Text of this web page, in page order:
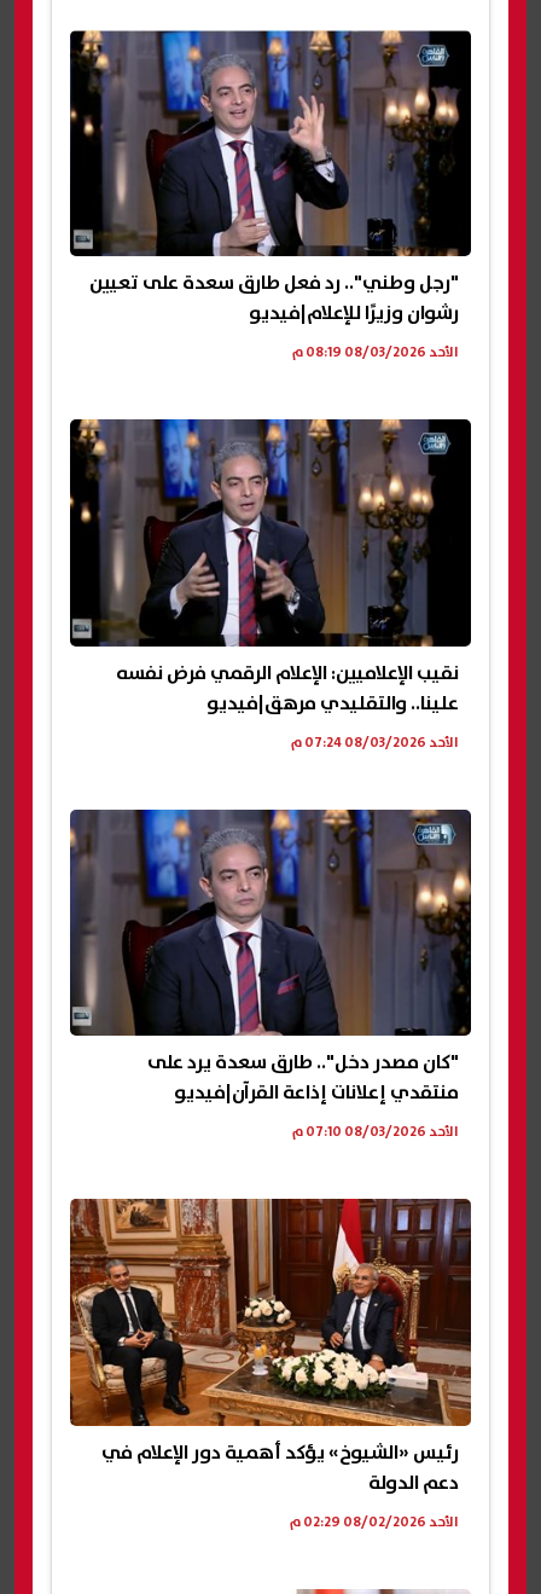
"رجل وطني".. رد فعل طارق سعدة على تعيين
رشوان وزيرًا للإعلام|فيديو
الأحد 08/03/2026 08:19 م
نقيب الإعلاميين: الإعلام الرقمي فرض نفسه
علينا.. والتقليدي مرهق|فيديو
الأحد 08/03/2026 07:24 م
"كان مصدر دخل".. طارق سعدة يرد على
منتقدي إعلانات إذاعة القرآن|فيديو
الأحد 08/03/2026 07:10 م
رئيس «الشيوخ» يؤكد أهمية دور الإعلام في
دعم الدولة
الأحد 08/02/2026 02:29 م